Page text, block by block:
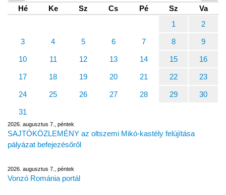
Hé
Ke Sz Cs Pé Sz
Va
1
2
3 4 5 6 7 8 9
10 11 12 13 14 15 16
17 18 19 20 21 22 23
24 25 26 27 28 29 30
31
2026. augusztus 7., péntek
SAJTÓKÖZLEMÉNY az oltszemi Mikó-kastély felújítása
pályázat befejezésőről
2026. augusztus 7., péntek
Vonzó Románia portál